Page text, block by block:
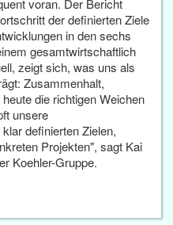
voran. Der Bericht
der definierten Ziele
in den sechs
gesamtwirtschaftlich
zeigt sich, was uns als
Zusammenhalt,
die richtigen Weichen
unsere
definierten Zielen,
Projekten", sagt Kai
Koehler-Gruppe.